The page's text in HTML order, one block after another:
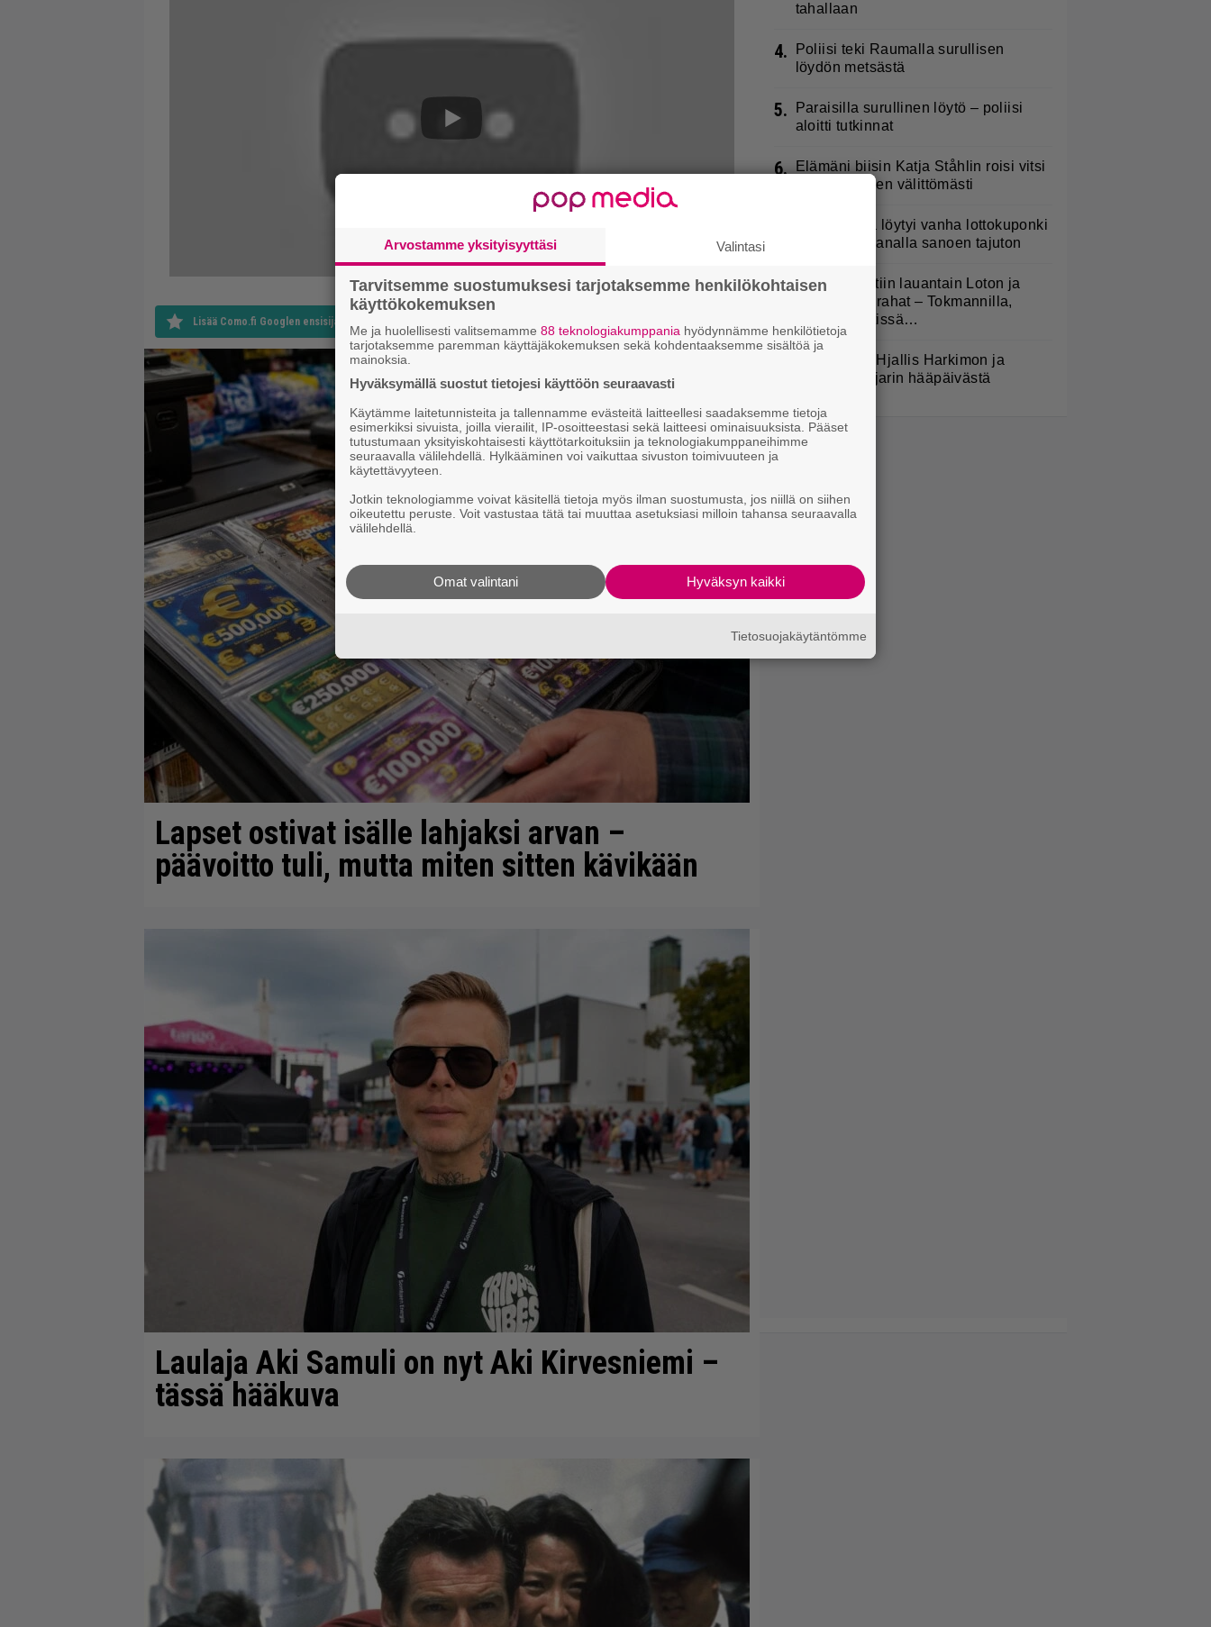
Lisää Como.fi Googlen ensisijaiseksi lähteeksi
Lapset ostivat isälle lahjaksi arvan –
päävoitto tuli, mutta miten sitten kävikään
Laulaja Aki Samuli on nyt Aki Kirvesniemi –
tässä hääkuva
tahallaan
4.
Poliisi teki Raumalla surullisen
löydön metsästä
5.
Paraisilla surullinen löytö – poliisi
aloitti tutkinnat
6.
Elämäni biisin Katja Ståhlin roisi vitsi
suututti somen välittömästi
Lompakosta löytyi vanha lottokuponki
– voitto oli sanalla sanoen tajuton
8. Täällä pelattiin lauantain Loton ja
Jokerin isot rahat – Tokmannilla,
ABC:lla, netissä…
Lisää kuvia Hjallis Harkimon ja
Jasmine Pajarin hääpäivästä
Arvostamme yksityisyyttäsi Valintasi
Tarvitsemme suostumuksesi tarjotaksemme henkilökohtaisen
käyttökokemuksen
Me ja huolellisesti valitsemamme 88 teknologiakumppania hyödynnämme henkilötietoja
tarjotaksemme paremman käyttäjäkokemuksen sekä kohdentaaksemme sisältöä ja
mainoksia.
Hyväksymällä suostut tietojesi käyttöön seuraavasti
Käytämme laitetunnisteita ja tallennamme evästeitä laitteellesi saadaksemme tietoja
esimerkiksi sivuista, joilla vierailit, IP-osoitteestasi sekä laitteesi ominaisuuksista. Pääset
tutustumaan yksityiskohtaisesti käyttötarkoituksiin ja teknologiakumppaneihimme
seuraavalla välilehdellä. Hylkääminen voi vaikuttaa sivuston toimivuuteen ja
käytettävyyteen.
Jotkin teknologiamme voivat käsitellä tietoja myös ilman suostumusta, jos niillä on siihen
oikeutettu peruste. Voit vastustaa tätä tai muuttaa asetuksiasi milloin tahansa seuraavalla
välilehdellä.
Hyväksyn kaikki
Omat valintani
Tietosuojakäytäntömme